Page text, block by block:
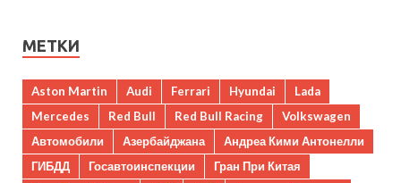
МЕТКИ
Aston Martin Audi Ferrari Hyundai
Lada
Mercedes
Red Bull Red Bull Racing
Volkswagen
Автомобили
Азербайджана
Андреа Кими Антонелли
ГИБДД
Госавтоинспекции
Гран При Китая